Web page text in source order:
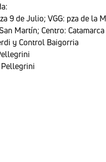
9 de Julio; VGG: pza de la
Martín; Centro:
y Control Baigorria